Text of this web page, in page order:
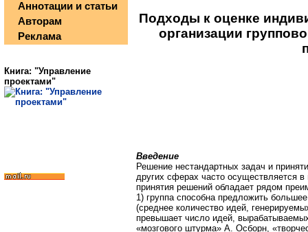
Аннотации и статьи
Авторам
Реклама
Книга: "Управление
проектами"
Подходы к оценке
организации
Введение
Решение нестандартных задач и
других сферах часто осуществляется в
принятия решений обладает рядом
1) группа способна предложить
(среднее количество идей,
превышает число идей,
«мозгового штурма» А. Осборн,